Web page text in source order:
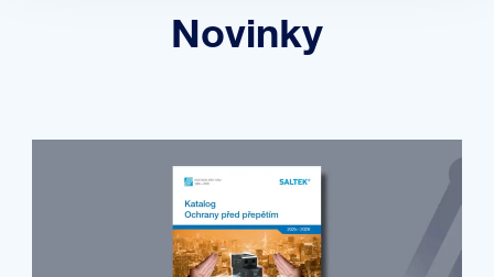
Novinky